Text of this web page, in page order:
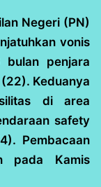
Negeri (PN)
vonis
bulan penjara
Keduanya
di area
safety
Pembacaan
pada Kamis